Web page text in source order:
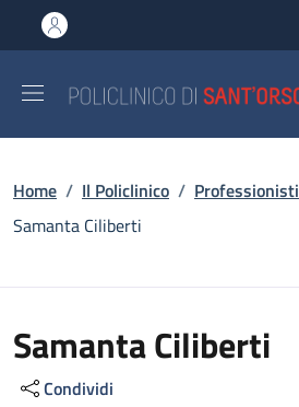
al contenuto principale
to footer content
Briciole di pane
Home / Il Policlinico / Professionisti
Samanta Ciliberti
Samanta Ciliberti
Condividi